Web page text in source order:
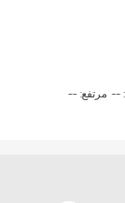
-- مرتفع: --